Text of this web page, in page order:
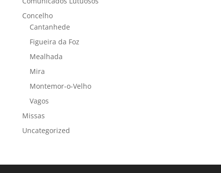
Concelho
Cantanhede
Figueira da Foz
Mealhada
Mira
Montemor-o-Velho
Vagos
Missas
Uncategorized